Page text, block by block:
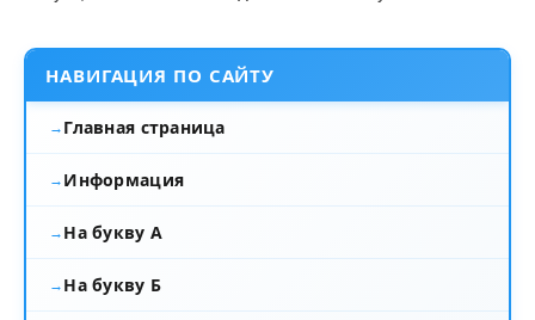
НАВИГАЦИЯ ПО САЙТУ
Главная страница
Информация
На букву А
На букву Б